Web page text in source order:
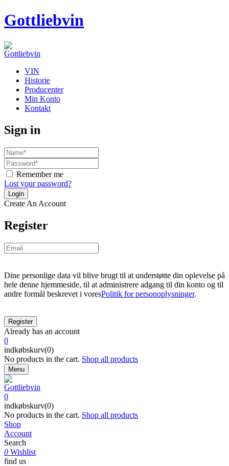
Gottliebvin
VIN
Historie
Producenter
Min Konto
Kontakt
Sign in
Remember me
Lost your password?
Create An Account
Register
Dine personlige data vil blive brugt til at understøtte din oplevelse på
hele denne hjemmeside, til at administrere adgang til din konto og til
andre formål beskrevet i voresPolitik for personoplysninger.
Already has an account
0
indkøbskurv(0)
No products in the cart. Shop all products
Menu
0
indkøbskurv(0)
No products in the cart. Shop all products
Shop
Account
Search
0 Wishlist
find us